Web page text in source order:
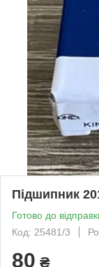
Підшипник
Готово до
Код: 25481/3
80 ₴